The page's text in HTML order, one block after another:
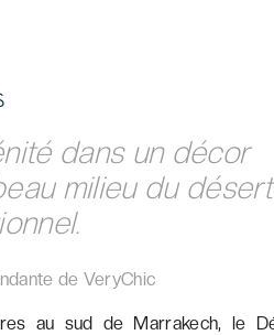
dans un décor
milieu du désert
de VeryChic
au sud de Marrakech, le